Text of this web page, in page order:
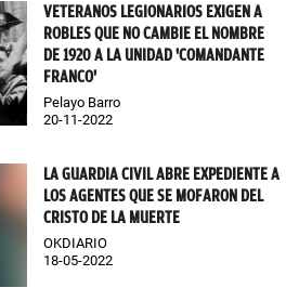
VETERANOS LEGIONARIOS EXIGEN A
ROBLES QUE NO CAMBIE EL NOMBRE
DE 1920 A LA UNIDAD 'COMANDANTE
FRANCO'
Pelayo Barro
20-11-2022
LA GUARDIA CIVIL ABRE EXPEDIENTE A
LOS AGENTES QUE SE MOFARON DEL
CRISTO DE LA MUERTE
OKDIARIO
18-05-2022